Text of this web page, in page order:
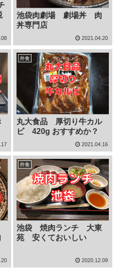
池袋肉劇場 劇場丼 肉
丼専門店
2021.04.20
外食
丸大食品 厚切り牛カル
ビ 420g おすすめか？
2021.04.16
外食
池袋 焼肉ランチ 大東
苑 安くておいしい
2020.12.09